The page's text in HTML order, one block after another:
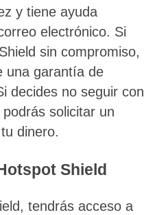
y tiene ayuda
electrónico. Si
sin compromiso,
una garantía de
decides no seguir con
solicitar un
dinero.
Shield
tendrás acceso a